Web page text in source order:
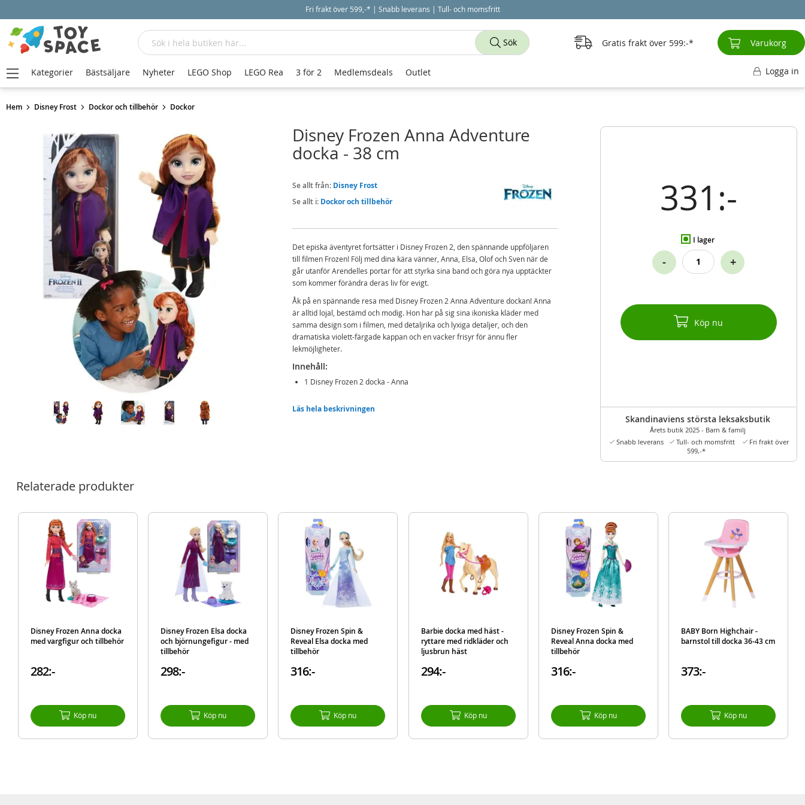
Fri frakt över 599,-* | Snabb leverans | Tull- och momsfritt
Hem Disney Frost Dockor och tillbehör Dockor
331:-
I lager
- +
Köp nu
Skandinaviens största leksaksbutik
Årets butik 2025 - Barn & familj
Snabb leverans
Tull- och momsfritt
Fri frakt över
599,-*
Disney Frozen Anna Adventure
docka - 38 cm
Se allt från: Disney Frost
Se allt i: Dockor och tillbehör
Det episka äventyret fortsätter i Disney Frozen 2, den spännande uppföljaren
till filmen Frozen! Följ med dina kära vänner, Anna, Elsa, Olof och Sven när de
går utanför Arendelles portar för att styrka sina band och göra nya upptäckter
som kommer förändra deras liv för evigt.
Åk på en spännande resa med Disney Frozen 2 Anna Adventure dockan! Anna
är alltid lojal, bestämd och modig. Hon har på sig sina ikoniska kläder med
samma design som i filmen, med detaljrika och lyxiga detaljer, och den
dramatiska violett-färgade kappan och en vacker frisyrför ännu fler
lekmöjligheter.
Innehåll:
1 Disney Frozen 2 docka - Anna
Detaljer:
Läs hela beskrivningen
Relaterade produkter
Disney Frozen Anna docka
med vargfigur och tillbehör
282:-
Köp nu
Disney Frozen Elsa docka
och björnungefigur - med
tillbehör
298:-
Köp nu
Disney Frozen Spin &
Reveal Elsa docka med
tillbehör
316:-
Köp nu
Barbie docka med häst -
ryttare med ridkläder och
ljusbrun häst
294:-
Köp nu
Disney Frozen Spin &
Reveal Anna docka med
tillbehör
316:-
Köp nu
BABY Born Highchair -
barnstol till docka 36-43 cm
373:-
Köp nu
Sök
Sök Gratis frakt över 599:- Varukorg
Kategorier Bästsäljare Nyheter LEGO Shop LEGO Rea 3 för 2 Medlemsdeals Outlet Logga in